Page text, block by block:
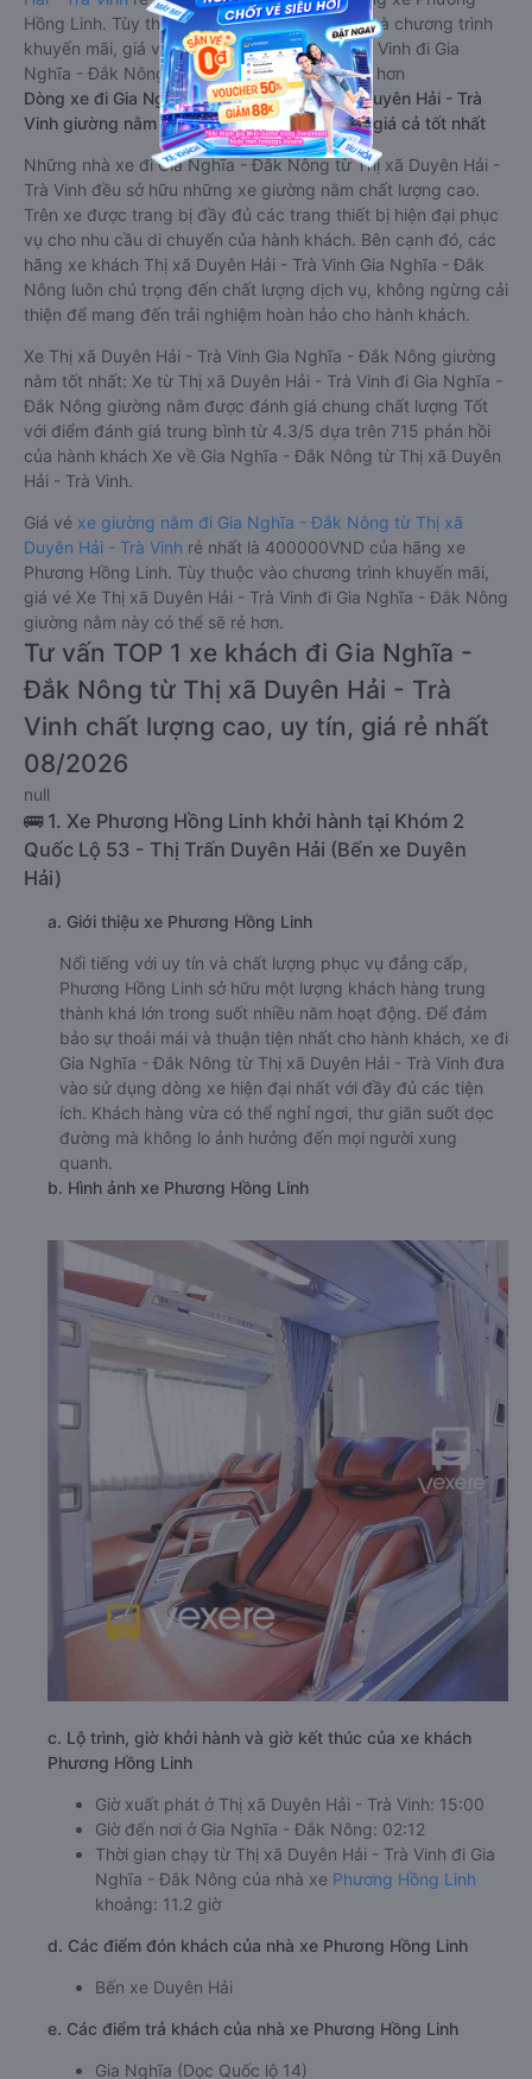
Hồng Linh. Tùy thuộc vào vị trí ngồi của bạn và chương trình
khuyến mãi, giá vé Xe Thị xã Duyên Hải - Trà Vinh đi Gia
Nghĩa - Đắk Nông limousine này có thể sẽ rẻ hơn
Dòng xe đi Gia Nghĩa - Đắk Nông từ Thị xã Duyên Hải - Trà
Vinh giường nằm chất lượng cao: Thoải mái, giá cả tốt nhất
Những nhà xe đi Gia Nghĩa - Đắk Nông từ Thị xã Duyên Hải -
Trà Vinh đều sở hữu những xe giường nằm chất lượng cao.
Trên xe được trang bị đầy đủ các trang thiết bị hiện đại phục
vụ cho nhu cầu di chuyển của hành khách. Bên cạnh đó, các
hãng xe khách Thị xã Duyên Hải - Trà Vinh Gia Nghĩa - Đắk
Nông luôn chú trọng đến chất lượng dịch vụ, không ngừng cải
thiện để mang đến trải nghiệm hoàn hảo cho hành khách.
Xe Thị xã Duyên Hải - Trà Vinh Gia Nghĩa - Đắk Nông giường
nằm tốt nhất: Xe từ Thị xã Duyên Hải - Trà Vinh đi Gia Nghĩa -
Đắk Nông giường nằm được đánh giá chung chất lượng Tốt
với điểm đánh giá trung bình từ 4.3/5 dựa trên 715 phản hồi
của hành khách Xe về Gia Nghĩa - Đắk Nông từ Thị xã Duyên
Hải - Trà Vinh.
Giá vé xe giường nằm đi Gia Nghĩa - Đắk Nông từ Thị xã
Duyên Hải - Trà Vinh rẻ nhất là 400000VND của hãng xe
Phương Hồng Linh. Tùy thuộc vào chương trình khuyến mãi,
giá vé Xe Thị xã Duyên Hải - Trà Vinh đi Gia Nghĩa - Đắk Nông
giường nằm này có thể sẽ rẻ hơn.
Tư vấn TOP 1 xe khách đi Gia Nghĩa -
Đắk Nông từ Thị xã Duyên Hải - Trà
Vinh chất lượng cao, uy tín, giá rẻ nhất
08/2026
null
🚌 1. Xe Phương Hồng Linh khởi hành tại Khóm 2
Quốc Lộ 53 - Thị Trấn Duyên Hải (Bến xe Duyên
Hải)
a. Giới thiệu xe Phương Hồng Linh
Nổi tiếng với uy tín và chất lượng phục vụ đẳng cấp,
Phương Hồng Linh sở hữu một lượng khách hàng trung
thành khá lớn trong suốt nhiều năm hoạt động. Để đảm
bảo sự thoải mái và thuận tiện nhất cho hành khách, xe đi
Gia Nghĩa - Đắk Nông từ Thị xã Duyên Hải - Trà Vinh đưa
vào sử dụng dòng xe hiện đại nhất với đầy đủ các tiện
ích. Khách hàng vừa có thể nghỉ ngơi, thư giãn suốt dọc
đường mà không lo ảnh hưởng đến mọi người xung
quanh.
b. Hình ảnh xe Phương Hồng Linh
c. Lộ trình, giờ khởi hành và giờ kết thúc của xe khách
Phương Hồng Linh
Giờ xuất phát ở Thị xã Duyên Hải - Trà Vinh: 15:00
Giờ đến nơi ở Gia Nghĩa - Đắk Nông: 02:12
Thời gian chạy từ Thị xã Duyên Hải - Trà Vinh đi Gia
Nghĩa - Đắk Nông của nhà xe Phương Hồng Linh
khoảng: 11.2 giờ
d. Các điểm đón khách của nhà xe Phương Hồng Linh
Bến xe Duyên Hải
e. Các điểm trả khách của nhà xe Phương Hồng Linh
Gia Nghĩa (Dọc Quốc lộ 14)